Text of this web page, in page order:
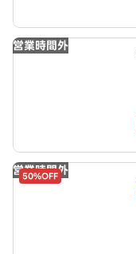
営業時間外
営業時間外
50%OFF